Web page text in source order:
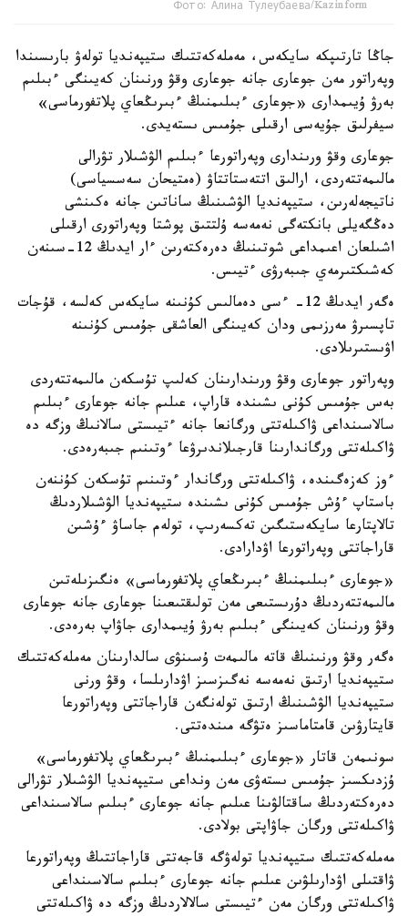
Фото: Алина Тулеубаева/Kazinform
جاڭا تارتىپكە سايكەس، مەملەكەتتىك ستيپەنديا تولەۋ بارىسىندا
وپەراتور مەن جوعارى جانە جوعارى وقۋ ورنىنان كەيىنگى ءبىلىم
بەرۋ ۇيىمدارى «جوعارى ءبىلىمنىڭ ءبىرىڭعاي پلاتفورماسى»
سيفرلىق جۇيەسى ارقىلى جۇمىس ىستەيدى.
جوعارى وقۋ ورىندارى وپەراتورعا ءبىلىم الۋشىلار تۋرالى
مالىمەتتەردى، ارالىق اتتەستاتتاۋ (ەمتيحان سەسسياسى)
ناتيجەلەرىن، ستيپەنديا الۋشىنىڭ ساناتىن جانە ەكىنشى
دەڭگەيلى بانكتەگى نەمەسە ۇلتتىق پوشتا وپەراتورى ارقىلى
اشىلعان اعىمداعى شوتىنىڭ دەرەكتەرىن ءار ايدىڭ 12-سىنەن
كەشىكتىرمەي جىبەرۋى ءتيىس.
ەگەر ايدىڭ 12- ءسى دەمالىس كۇنىنە سايكەس كەلسە، قۇجات
تاپسىرۋ مەرزىمى ودان كەيىنگى العاشقى جۇمىس كۇنىنە
اۋىستىرىلادى.
وپەراتور جوعارى وقۋ ورىندارىنان كەلىپ تۇسكەن مالىمەتتەردى
بەس جۇمىس كۇنى ىشىندە قاراپ، عىلىم جانە جوعارى ءبىلىم
سالاسىنداعى ۋاكىلەتتى ورگانعا جانە ءتيىستى سالانىڭ وزگە دە
ۋاكىلەتتى ورگاندارىنا قارجىلاندىرۋعا ءوتىنىم جىبەرەدى.
ءوز كەزەگىندە، ۋاكىلەتتى ورگاندار ءوتىنىم تۇسكەن كۇننەن
باستاپ ءۇش جۇمىس كۇنى ىشىندە ستيپەنديا الۋشىلاردىڭ
تالاپتارعا سايكەستىگىن تەكسەرىپ، تولەم جاساۋ ءۇشىن
قاراجاتتى وپەراتورعا اۋدارادى.
«جوعارى ءبىلىمنىڭ ءبىرىڭعاي پلاتفورماسى» ەنگىزىلەتىن
مالىمەتتەردىڭ دۇرىستىعى مەن تولىقتىعىنا جوعارى جانە جوعارى
وقۋ ورنىنان كەيىنگى ءبىلىم بەرۋ ۇيىمدارى جاۋاپ بەرەدى.
ەگەر وقۋ ورنىنىڭ قاتە مالىمەت ۇسىنۋى سالدارىنان مەملەكەتتىك
ستيپەنديا ارتىق نەمەسە نەگىزسىز اۋدارىلسا، وقۋ ورنى
ستيپەنديا الۋشىنىڭ ارتىق تولەنگەن قاراجاتتى وپەراتورعا
قايتارۋىن قامتاماسىز ەتۋگە مىندەتتى.
سونىمەن قاتار «جوعارى ءبىلىمنىڭ ءبىرىڭعاي پلاتفورماسى»
ۇزدىكسىز جۇمىس ىستەۋى مەن ونداعى ستيپەنديا الۋشىلار تۋرالى
دەرەكتەردىڭ ساقتالۋىنا عىلىم جانە جوعارى ءبىلىم سالاسىنداعى
ۋاكىلەتتى ورگان جاۋاپتى بولادى.
مەملەكەتتىك ستيپەنديا تولەۋگە قاجەتتى قاراجاتتىڭ وپەراتورعا
ۋاقتىلى اۋدارىلۋىن عىلىم جانە جوعارى ءبىلىم سالاسىنداعى
ۋاكىلەتتى ورگان مەن ءتيىستى سالالاردىڭ وزگە دە ۋاكىلەتتى